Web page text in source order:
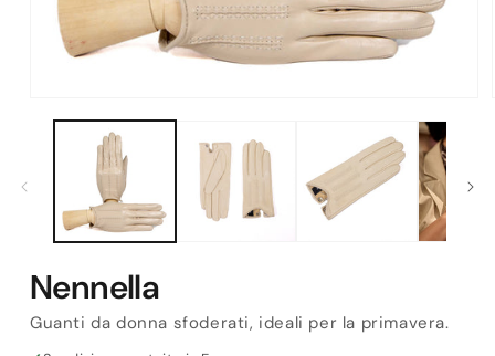
contenuti
multimediali
Nennella
Guanti da donna sfoderati, ideali per la primavera.